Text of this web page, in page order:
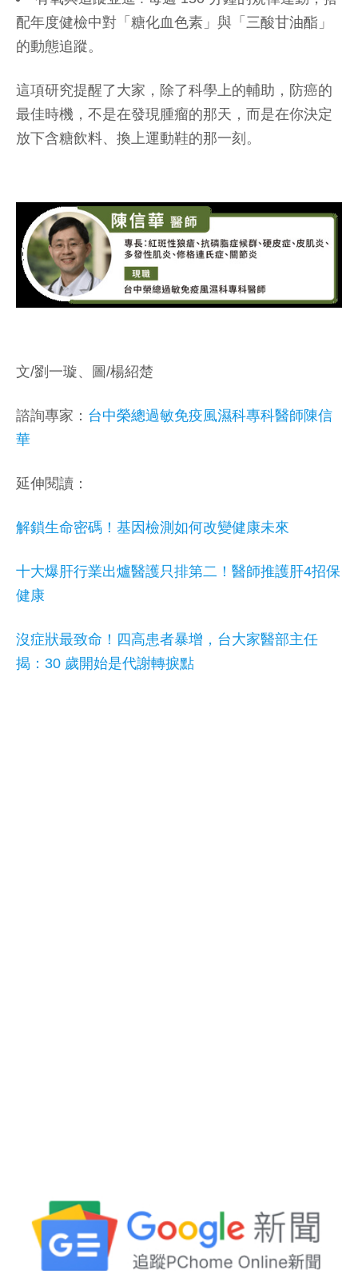
配年度健檢中對「糖化血色素」與「三酸甘油酯」
的動態追蹤。
這項研究提醒了大家，除了科學上的輔助，防癌的
最佳時機，不是在發現腫瘤的那天，而是在你決定
放下含糖飲料、換上運動鞋的那一刻。
文/劉一璇、圖/楊紹楚
諮詢專家： 台中榮總過敏免疫風濕科專科醫師陳信
華
延伸閱讀：
解鎖生命密碼！基因檢測如何改變健康未來
十大爆肝行業出爐醫護只排第二！醫師推護肝4招保
健康
沒症狀最致命！四高患者暴增，台大家醫部主任
揭：30 歲開始是代謝轉捩點